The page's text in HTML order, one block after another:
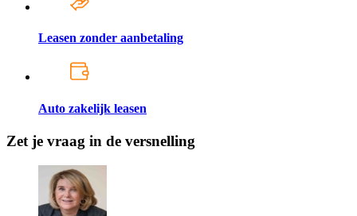
Leasen zonder aanbetaling
Auto zakelijk leasen
Zet je vraag in de versnelling